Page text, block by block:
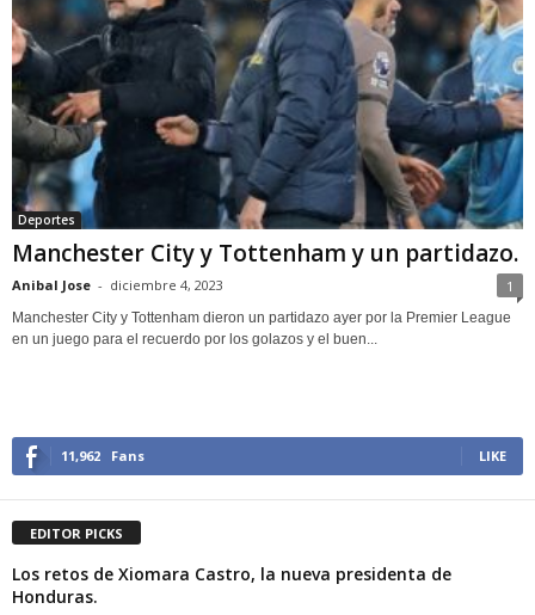
Deportes
Manchester City y Tottenham y un partidazo.
Anibal Jose - diciembre 4, 2023 1
Manchester City y Tottenham dieron un partidazo ayer por la Premier League
en un juego para el recuerdo por los golazos y el buen...
11,962 Fans LIKE
EDITOR PICKS
Los retos de Xiomara Castro, la nueva presidenta de
Honduras.